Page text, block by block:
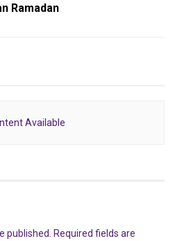
Ramadan
Available
published.
Required fields are